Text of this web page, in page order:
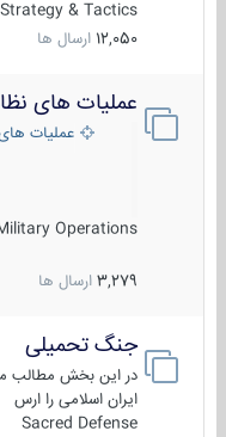
Strategy & Tactics
12,050 ارسال ها
عملیات های
عملیات های
Military Operations
3,279 ارسال ها
جنگ تحمیلی
در این بخش مطالب
ایران اسلامی را ارس
Sacred Defense